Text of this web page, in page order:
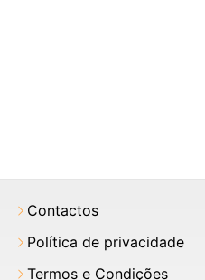
Contactos
Política de privacidade
Termos e Condições